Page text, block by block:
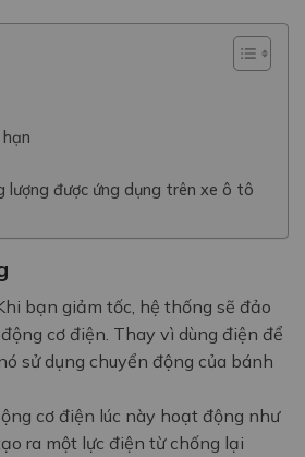
lượng được ứng dụng trên xe ô tô
bạn giảm tốc, hệ thống sẽ đảo
cơ điện. Thay vì dùng điện để
sử dụng chuyển động của bánh
cơ điện lúc này hoạt động như
ra một lực điện từ chống lại